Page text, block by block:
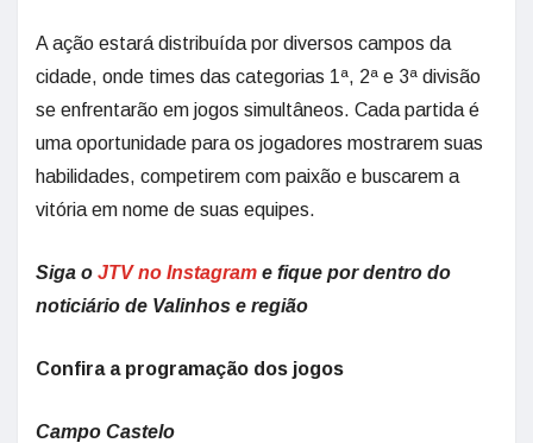
A ação estará distribuída por diversos campos da
cidade, onde times das categorias 1ª, 2ª e 3ª divisão
se enfrentarão em jogos simultâneos. Cada partida é
uma oportunidade para os jogadores mostrarem suas
habilidades, competirem com paixão e buscarem a
vitória em nome de suas equipes.
Siga o JTV no Instagram e fique por dentro do
noticiário de Valinhos e região
Confira a programação dos jogos
Campo Castelo